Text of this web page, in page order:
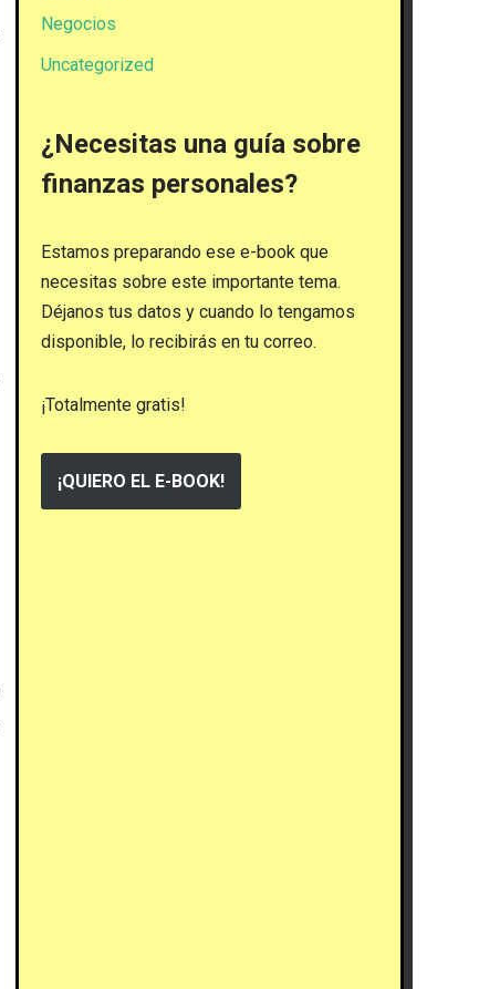
Negocios
Uncategorized
¿Necesitas una guía sobre
finanzas personales?
Estamos preparando ese e-book que
necesitas sobre este importante tema.
Déjanos tus datos y cuando lo tengamos
disponible, lo recibirás en tu correo.
¡Totalmente gratis!
¡QUIERO EL E-BOOK!